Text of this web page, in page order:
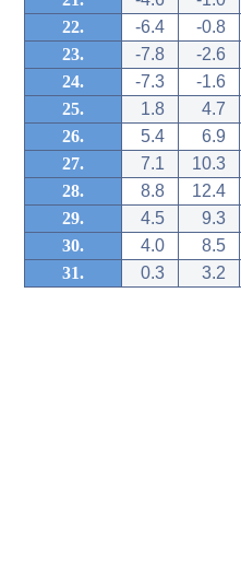
22.
-6.4
-0.8
23.
-7.8
-2.6
24.
-7.3
-1.6
25.
1.8
4.7
26.
5.4
6.9
27.
7.1
10.3
28.
8.8
12.4
29.
4.5
9.3
30.
4.0
8.5
31.
0.3 3.2